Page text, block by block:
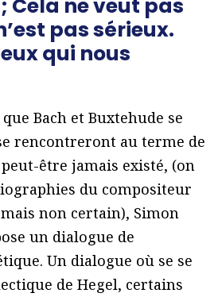
Cela ne veut pas
pas sérieux.
qui nous
Bach et Buxtehude se
rencontreront au terme de
peut-être jamais existé, (on
du compositeur
non certain), Simon
un dialogue de
Un dialogue où se se
de Hegel, certains